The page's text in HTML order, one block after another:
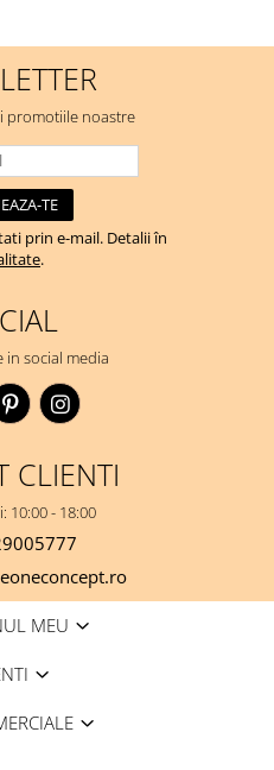
promotiile noastre
prin e-mail. Detalii în
.
in social media
CLIENTI
10:00 - 18:00
MEU